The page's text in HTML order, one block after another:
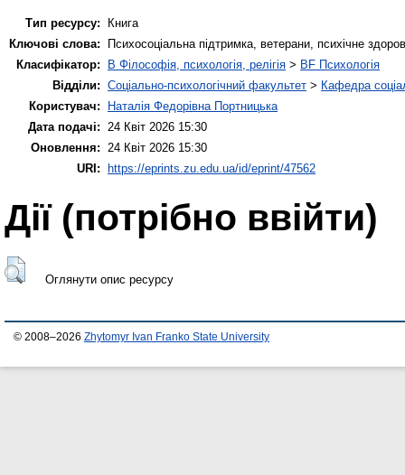
Тип ресурсу:
Книга
Ключові слова:
Психосоціальна підтримка, ветерани, психічне
Класифікатор:
B Філософія, психологія, релігія > BF Психологія
Відділи: Соціально-психологічний факультет > Кафедра
Користувач:
Наталія Федорівна Портницька
Дата подачі:
24 Квіт 2026 15:30
Оновлення:
24 Квіт 2026 15:30
URI: https://eprints.zu.edu.ua/id/eprint/47562
Дії ​​(потрібно ввійти)
Оглянути опис ресурсу
© 2008–2026 Zhytomyr Ivan Franko State University